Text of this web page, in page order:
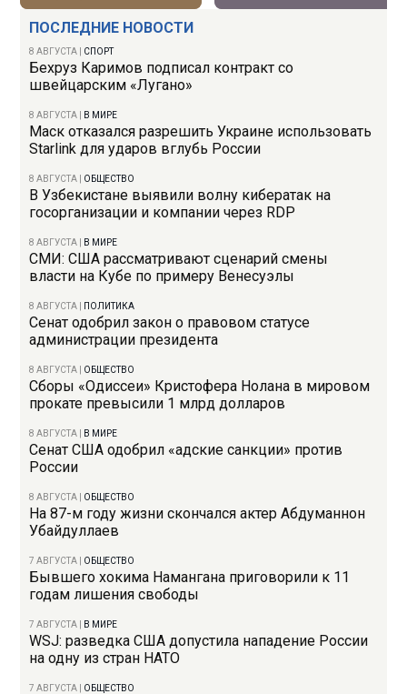
ПОСЛЕДНИЕ НОВОСТИ
8 АВГУСТА СПОРТ
Бехруз Каримов подписал контракт со
швейцарским «Лугано»
8 АВГУСТА В МИРЕ
Маск отказался разрешить Украине использовать
Starlink для ударов вглубь России
8 АВГУСТА ОБЩЕСТВО
В Узбекистане выявили волну кибератак на
госорганизации и компании через RDP
8 АВГУСТА В МИРЕ
СМИ: США рассматривают сценарий смены
власти на Кубе по примеру Венесуэлы
8 АВГУСТА ПОЛИТИКА
Сенат одобрил закон о правовом статусе
администрации президента
8 АВГУСТА ОБЩЕСТВО
Сборы «Одиссеи» Кристофера Нолана в мировом
прокате превысили 1 млрд долларов
8 АВГУСТА В МИРЕ
Сенат США одобрил «адские санкции» против
России
8 АВГУСТА ОБЩЕСТВО
На 87-м году жизни скончался актер Абдуманнон
Убайдуллаев
7 АВГУСТА ОБЩЕСТВО
Бывшего хокима Намангана приговорили к 11
годам лишения свободы
7 АВГУСТА В МИРЕ
WSJ: разведка США допустила нападение России
на одну из стран НАТО
7 АВГУСТА ОБЩЕСТВО